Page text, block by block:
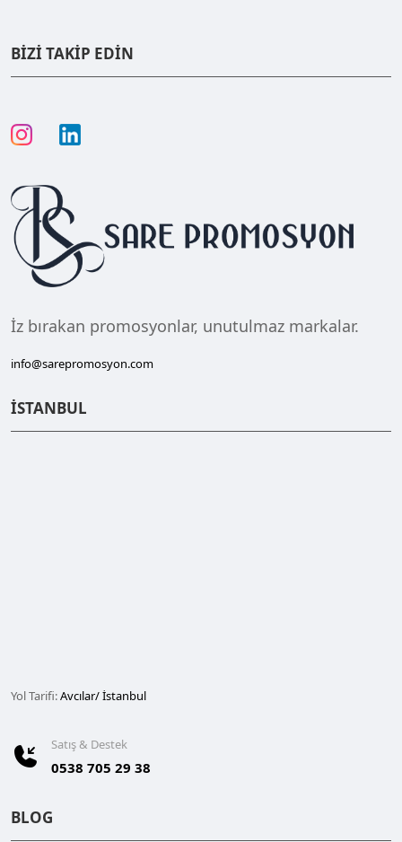
BİZİ TAKİP EDİN
İz bırakan promosyonlar, unutulmaz markalar.
info@sarepromosyon.com
İSTANBUL
Yol Tarifi:Avcılar/ İstanbul
Satış & Destek
0538 705 29 38
BLOG